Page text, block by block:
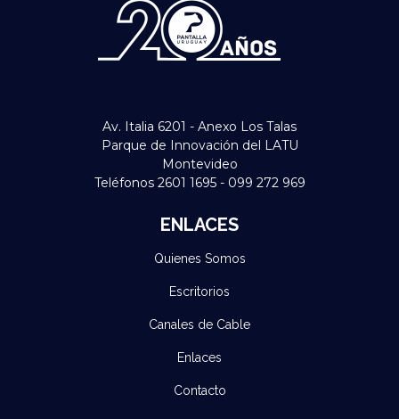
Av. Italia 6201 - Anexo Los Talas
Parque de Innovación del LATU
Montevideo
Teléfonos 2601 1695 - 099 272 969
ENLACES
Quienes Somos
Escritorios
Canales de Cable
Enlaces
Contacto